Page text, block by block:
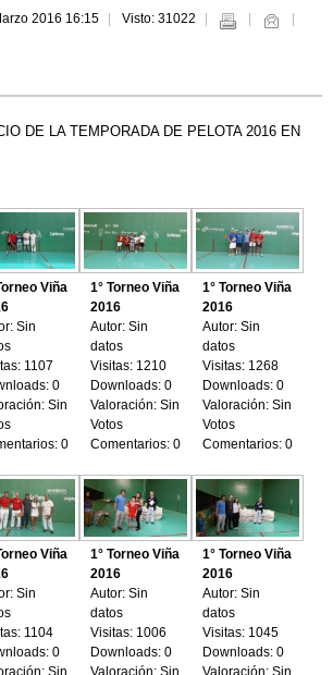
2016 16:15
Visto: 31022
DE LA TEMPORADA DE PELOTA 2016 EN
Viña
Sin
1107
0
Sin
0
1° Torneo Viña
2016
Autor: Sin
datos
Visitas: 1210
Downloads: 0
Valoración: Sin
Votos
Comentarios: 0
1° Torneo Viña
2016
Autor: Sin
datos
Visitas: 1268
Downloads: 0
Valoración: Sin
Votos
Comentarios: 0
Viña
Sin
1104
0
1° Torneo Viña
2016
Autor: Sin
datos
Visitas: 1006
Downloads: 0
1° Torneo Viña
2016
Autor: Sin
datos
Visitas: 1045
Downloads: 0